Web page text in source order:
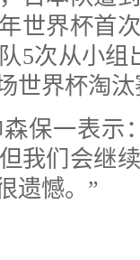
世界杯首
5次从小组
世界杯淘
一表示
我们会继
遗憾。”